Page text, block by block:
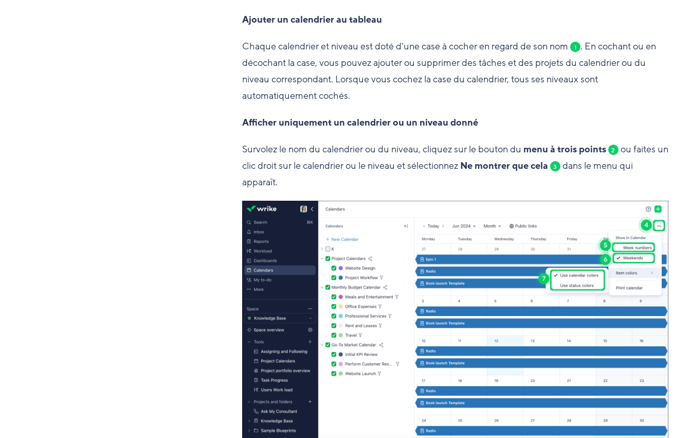
Ajouter un calendrier au tableau
Chaque calendrier et niveau est doté d'une case à cocher en regard de son nom 1 . En cochant ou en
décochant la case, vous pouvez ajouter ou supprimer des tâches et des projets du calendrier ou du
niveau correspondant. Lorsque vous cochez la case du calendrier, tous ses niveaux sont
automatiquement cochés.
Afficher uniquement un calendrier ou un niveau donné
Survolez le nom du calendrier ou du niveau, cliquez sur le bouton du menu à trois points 2 ou faites un
clic droit sur le calendrier ou le niveau et sélectionnez Ne montrer que cela 3 dans le menu qui
apparaît.